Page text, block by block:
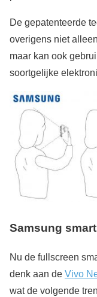
De gepatenteerde
overigens niet
maar kan ook
soortgelijke
Samsung
Nu de fullscreen
denk aan de Vivo
wat de volgende